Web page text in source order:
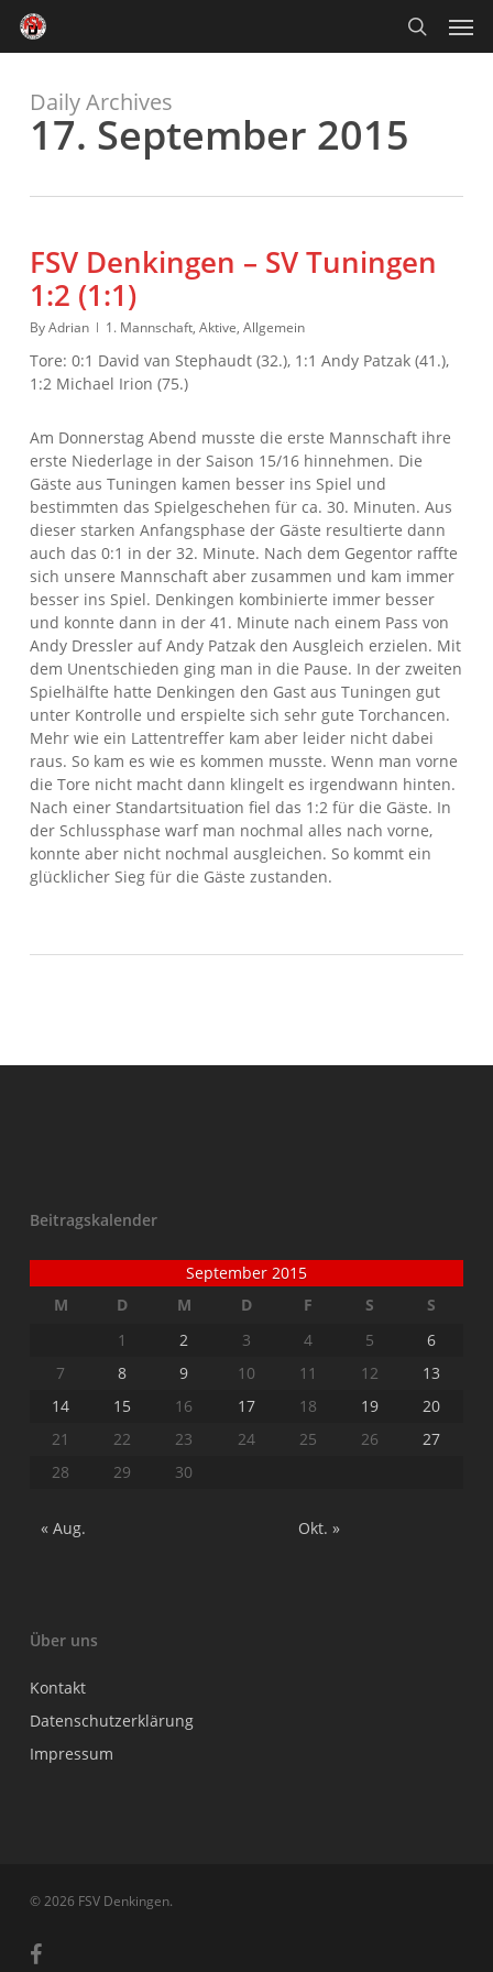
main
content search
Daily Archives
17. September 2015
FSV Denkingen – SV Tuningen
1:2 (1:1)
ByAdrian 1. Mannschaft, Aktive, Allgemein
Tore: 0:1 David van Stephaudt (32.), 1:1 Andy Patzak (41.),
1:2 Michael Irion (75.)
Am Donnerstag Abend musste die erste Mannschaft ihre
erste Niederlage in der Saison 15/16 hinnehmen. Die
Gäste aus Tuningen kamen besser ins Spiel und
bestimmten das Spielgeschehen für ca. 30. Minuten. Aus
dieser starken Anfangsphase der Gäste resultierte dann
auch das 0:1 in der 32. Minute. Nach dem Gegentor raffte
sich unsere Mannschaft aber zusammen und kam immer
besser ins Spiel. Denkingen kombinierte immer besser
und konnte dann in der 41. Minute nach einem Pass von
Andy Dressler auf Andy Patzak den Ausgleich erzielen. Mit
dem Unentschieden ging man in die Pause. In der zweiten
Spielhälfte hatte Denkingen den Gast aus Tuningen gut
unter Kontrolle und erspielte sich sehr gute Torchancen.
Mehr wie ein Lattentreffer kam aber leider nicht dabei
raus. So kam es wie es kommen musste. Wenn man vorne
die Tore nicht macht dann klingelt es irgendwann hinten.
Nach einer Standartsituation fiel das 1:2 für die Gäste. In
der Schlussphase warf man nochmal alles nach vorne,
konnte aber nicht nochmal ausgleichen. So kommt ein
glücklicher Sieg für die Gäste zustanden.
Beitragskalender
September 2015
M
D M D F S
S
1
2 3 4 5
6
7
8 9 10 11 12
13
14
15 16 17 18 19
20
21
22 23 24 25 26
27
28
29 30
« Aug. Okt. »
Über uns
Kontakt
Datenschutzerklärung
Impressum
© 2026 FSV Denkingen.
facebook